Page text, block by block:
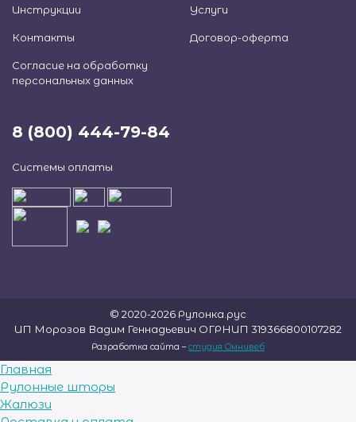
Инструкции Услуги
Контакты Договор-оферта
Согласие на обработку
персональных данных
8 (800) 444-79-84
Системы оплаты
© 2020-2026 Рулонка.рус
ИП Морозов Вадим Геннадьевич ОГРНИП 319366800107282
Разработка сайта –студия Омнивеб
Главная
Рулонные шторы
Жалюзи